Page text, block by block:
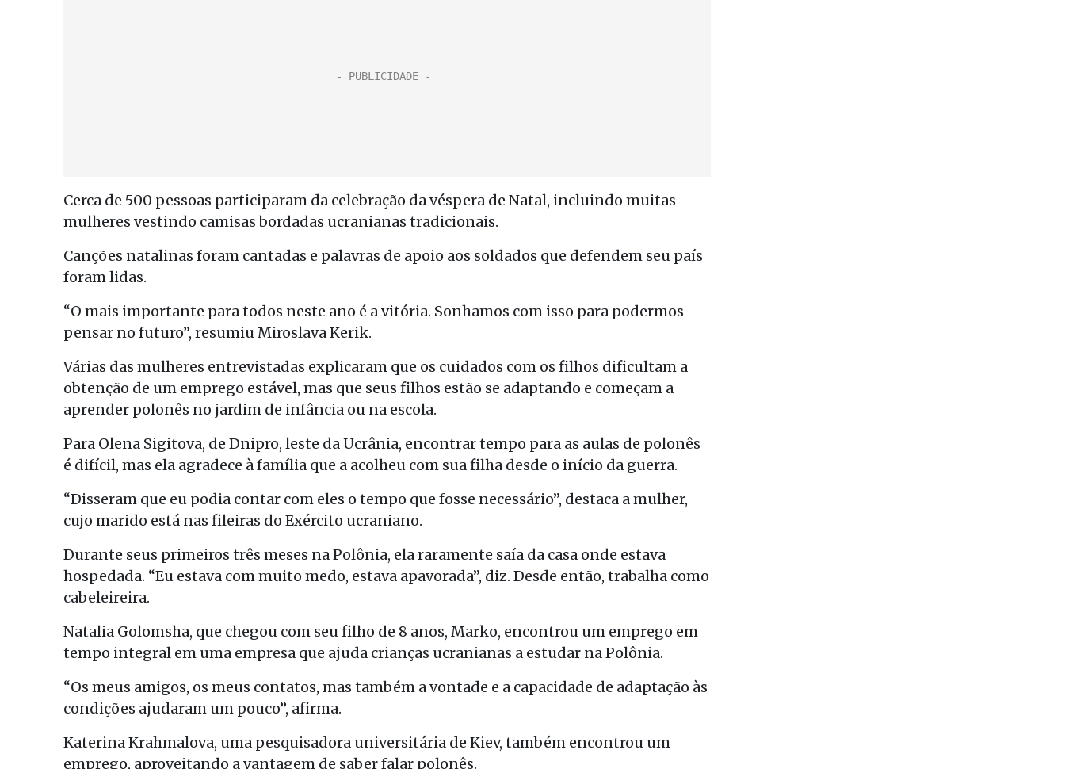
Cerca de 500 pessoas participaram da celebração da véspera de Natal, incluindo muitas
mulheres vestindo camisas bordadas ucranianas tradicionais.
Canções natalinas foram cantadas e palavras de apoio aos soldados que defendem seu país
foram lidas.
“O mais importante para todos neste ano é a vitória. Sonhamos com isso para podermos
pensar no futuro”, resumiu Miroslava Kerik.
Várias das mulheres entrevistadas explicaram que os cuidados com os filhos dificultam a
obtenção de um emprego estável, mas que seus filhos estão se adaptando e começam a
aprender polonês no jardim de infância ou na escola.
Para Olena Sigitova, de Dnipro, leste da Ucrânia, encontrar tempo para as aulas de polonês
é difícil, mas ela agradece à família que a acolheu com sua filha desde o início da guerra.
“Disseram que eu podia contar com eles o tempo que fosse necessário”, destaca a mulher,
cujo marido está nas fileiras do Exército ucraniano.
Durante seus primeiros três meses na Polônia, ela raramente saía da casa onde estava
hospedada. “Eu estava com muito medo, estava apavorada”, diz. Desde então, trabalha como
cabeleireira.
Natalia Golomsha, que chegou com seu filho de 8 anos, Marko, encontrou um emprego em
tempo integral em uma empresa que ajuda crianças ucranianas a estudar na Polônia.
“Os meus amigos, os meus contatos, mas também a vontade e a capacidade de adaptação às
condições ajudaram um pouco”, afirma.
Katerina Krahmalova, uma pesquisadora universitária de Kiev, também encontrou um
emprego, aproveitando a vantagem de saber falar polonês.